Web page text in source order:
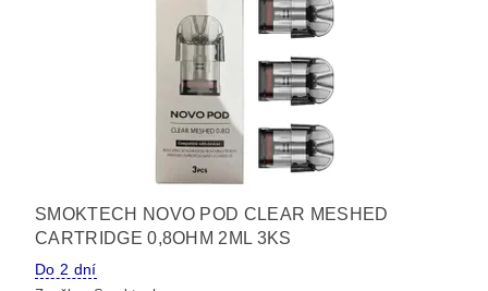
SMOKTECH NOVO POD CLEAR MESHED
CARTRIDGE 0,8OHM 2ML 3KS
Do 2 dní